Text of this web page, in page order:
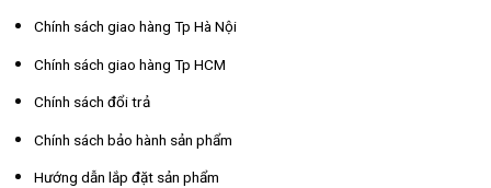
Chính sách giao hàng Tp Hà Nội
Chính sách giao hàng Tp HCM
Chính sách đổi trả
Chính sách bảo hành sản phẩm
Hướng dẫn lắp đặt sản phẩm